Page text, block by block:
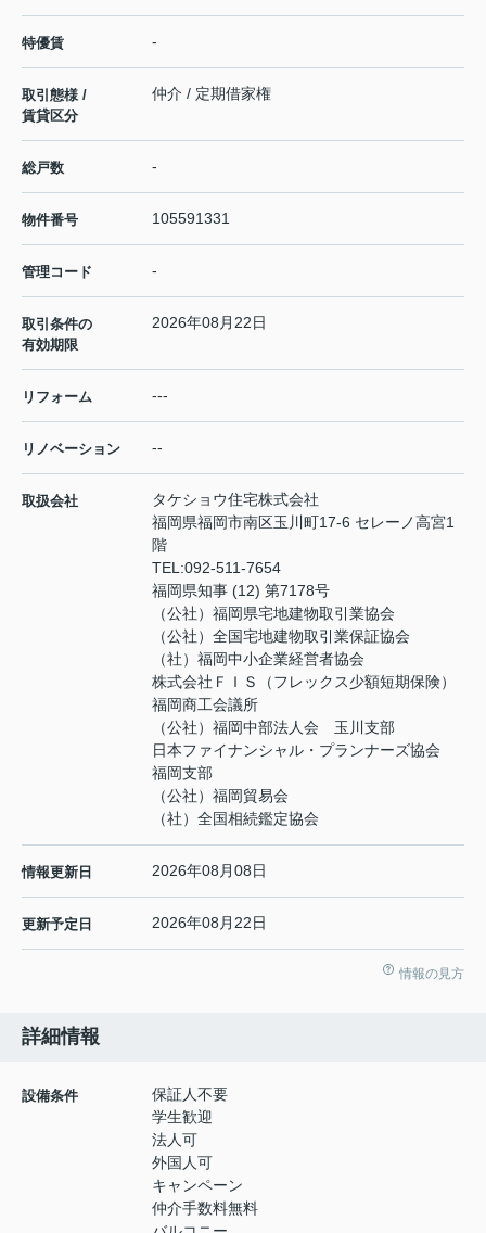
特優賃 -
取引態様 /
賃貸区分
仲介 / 定期借家権
総戸数 -
物件番号 105591331
管理コード -
取引条件の
有効期限
2026年08月22日
リフォーム ---
リノベーション --
取扱会社
タケショウ住宅株式会社
福岡県福岡市南区玉川町17-6 セレーノ高宮1
階
TEL:092-511-7654
福岡県知事 (12) 第7178号
（公社）福岡県宅地建物取引業協会
（公社）全国宅地建物取引業保証協会
（社）福岡中小企業経営者協会
株式会社ＦＩＳ（フレックス少額短期保険）
福岡商工会議所
（公社）福岡中部法人会 玉川支部
日本ファイナンシャル・プランナーズ協会
福岡支部
（公社）福岡貿易会
（社）全国相続鑑定協会
情報更新日 2026年08月08日
更新予定日 2026年08月22日
情報の見方
詳細情報
設備条件
保証人不要
学生歓迎
法人可
外国人可
キャンペーン
仲介手数料無料